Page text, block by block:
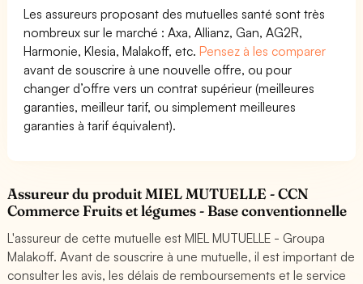
Les assureurs proposant des mutuelles santé sont très
nombreux sur le marché : Axa, Allianz, Gan, AG2R,
Harmonie, Klesia, Malakoff, etc.Pensez à les comparer
avant de souscrire à une nouvelle offre, ou pour
changer d’offre vers un contrat supérieur (meilleures
garanties, meilleur tarif, ou simplement meilleures
garanties à tarif équivalent).
Assureur du produit MIEL MUTUELLE - CCN
Commerce Fruits et légumes - Base conventionnelle
L'assureur de cette mutuelle est MIEL MUTUELLE - Groupa
Malakoff. Avant de souscrire à une mutuelle, il est important de
consulter les avis, les délais de remboursements et le service